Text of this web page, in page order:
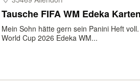
Tausche FIFA WM Edeka
Mein Sohn hätte gern sein Panini Heft
World Cup 2026 Edeka WM...